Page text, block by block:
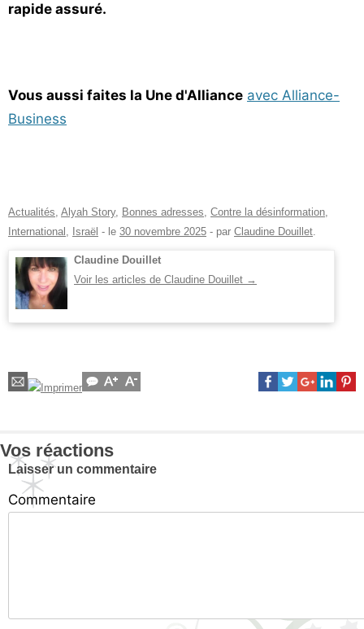
rapide assuré.
Vous aussi faites la Une d'Alliance avec Alliance-
Business
Actualités, Alyah Story, Bonnes adresses, Contre la désinformation,
International , Israël - le 30 novembre 2025 - par Claudine Douillet.
Claudine Douillet
Voir les articles de Claudine Douillet →
Vos réactions
Laisser un commentaire
Commentaire